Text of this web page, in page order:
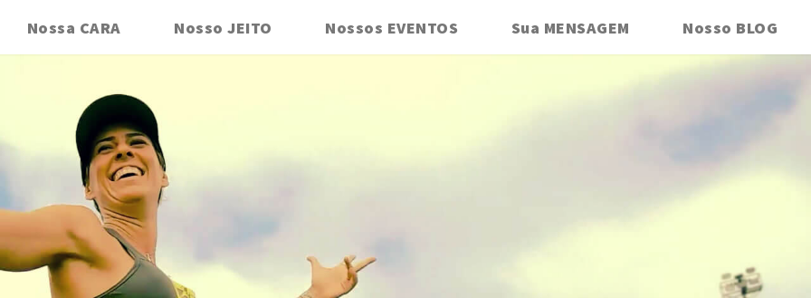
Nossa CARA Nosso JEITO Nossos EVENTOS Sua MENSAGEM Nosso BLOG